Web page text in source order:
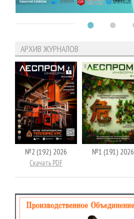
АРХИВ ЖУРНАЛОВ
№2 (192) 2026
Скачать PDF
№1 (191) 2026